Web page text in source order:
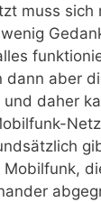
muss sich
dann aber
daher